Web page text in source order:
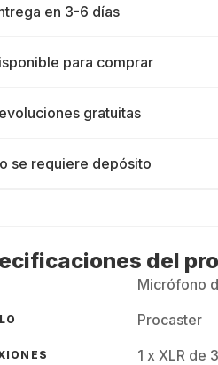
en 3-6 días
para comprar
gratuitas
se requiere depósito
del
Micrófono
Procaster
1 x XLR de